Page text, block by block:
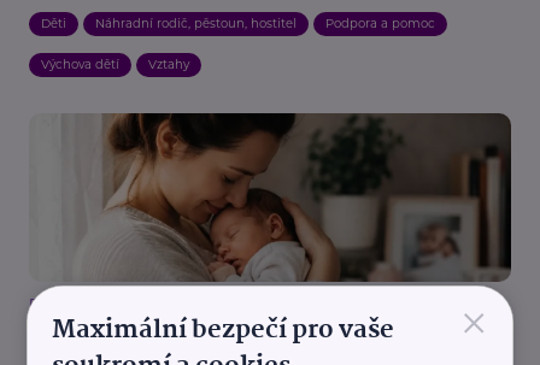
Děti Náhradní rodič, pěstoun, hostitel Podpora a pomoc
Výchova dětí Vztahy
Rodinná síť
Adoptovaná dcera se stala bříškovou maminkou
×
Maximální bezpečí pro vaše